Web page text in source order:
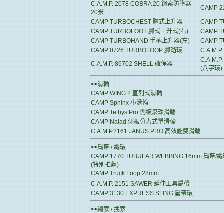
C.A.M.P. 2078 COBRA 20 鋼索防墜器
20米
CAMP
CAMP TURBOCHEST 胸式上升器
CAMP
CAMP TURBOFOOT 腳式上升式(右)
CAMP
CAMP TURBOHAND 手柄上升器(左)
CAMP
CAMP 0726 TURBOLOOP 腳踏環
C.A.M.P. 86702 SHELL 確保器
(八字環)
>>滑輪
CAMP WING 2 直列式滑輪
CAMP Sphinx 小滑輪
CAMP Tethys Pro 側板滾珠滑輪
CAMP Naiad 側板分力式單滑輪
C.A.M.P.2161 JANUS PRO 高效能雙滑輪
>>扁帶 / 繩環
CAMP 1770 TUBULAR WEBBING 16mm 扁帶/
(特別推薦)
CAMP Truck Loop 28mm
C.A.M.P. 2151 SAWER 延伸工具扁帶
CAMP 3130 EXPRESS SLING 扁帶環
>>繩索 / 挽索